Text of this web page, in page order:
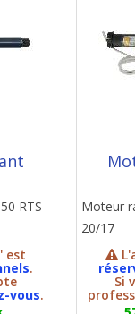
RTS
est
.
vous.
Moteur
20/17
Si